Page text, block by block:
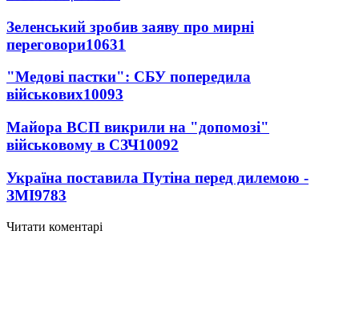
Зеленський зробив заяву про мирні
переговори10631
"Медові пастки": СБУ попередила
військових10093
Майора ВСП викрили на "допомозі"
військовому в СЗЧ10092
Україна поставила Путіна перед дилемою -
ЗМІ9783
Читати коментарі